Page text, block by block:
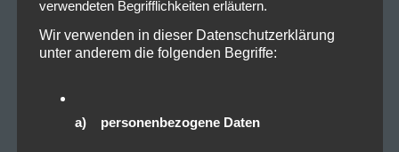
verwendeten Begrifflichkeiten erläutern.
Wir verwenden in dieser Datenschutzerklärung
unter anderem die folgenden Begriffe:
a) personenbezogene Daten